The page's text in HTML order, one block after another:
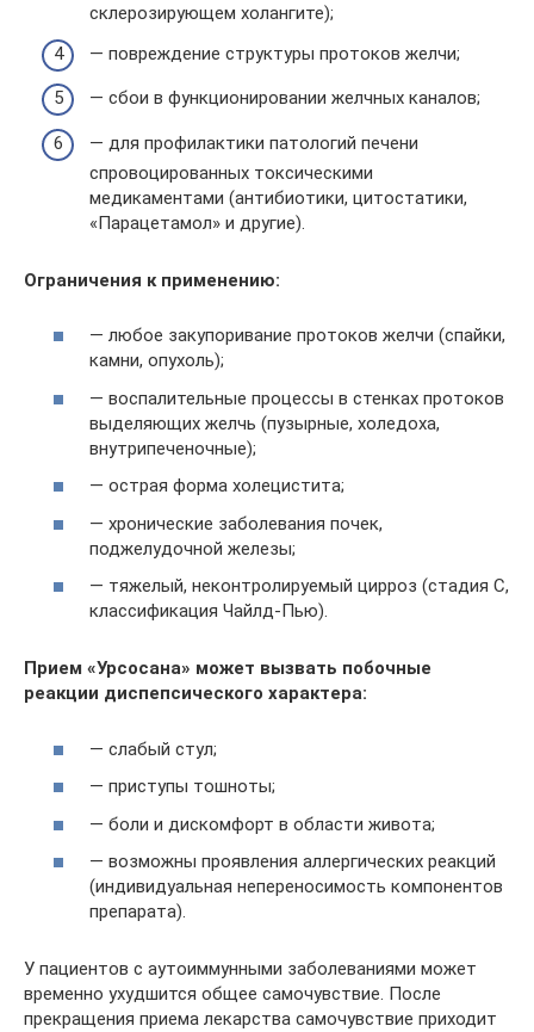
склерозирующем холангите);
— повреждение структуры протоков желчи;
— сбои в функционировании желчных каналов;
— для профилактики патологий печени
спровоцированных токсическими
медикаментами (антибиотики, цитостатики,
«Парацетамол» и другие).
Ограничения к применению:
— любое закупоривание протоков желчи (спайки,
камни, опухоль);
— воспалительные процессы в стенках протоков
выделяющих желчь (пузырные, холедоха,
внутрипеченочные);
— острая форма холецистита;
— хронические заболевания почек,
поджелудочной железы;
— тяжелый, неконтролируемый цирроз (стадия С,
классификация Чайлд-Пью).
Прием «Урсосана» может вызвать побочные
реакции диспепсического характера:
— слабый стул;
— приступы тошноты;
— боли и дискомфорт в области живота;
— возможны проявления аллергических реакций
(индивидуальная непереносимость компонентов
препарата).
У пациентов с аутоиммунными заболеваниями может
временно ухудшится общее самочувствие. После
прекращения приема лекарства самочувствие приходит